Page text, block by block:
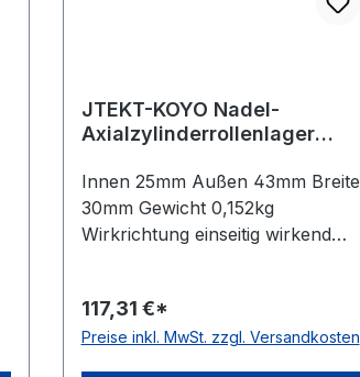
JTEKT-KOYO Nadel-
Axialzylinderrollenlager
Innen 25mm Außen 43mm Breite
30mm Gewicht 0,152kg
Wirkrichtung einseitig wirkend
Käfig Polyamidkäfig Lieferumfang
mit Schutzkappe Toleranzklasse
117,31 €*
Preise inkl. MwSt. zzgl. Versandkosten